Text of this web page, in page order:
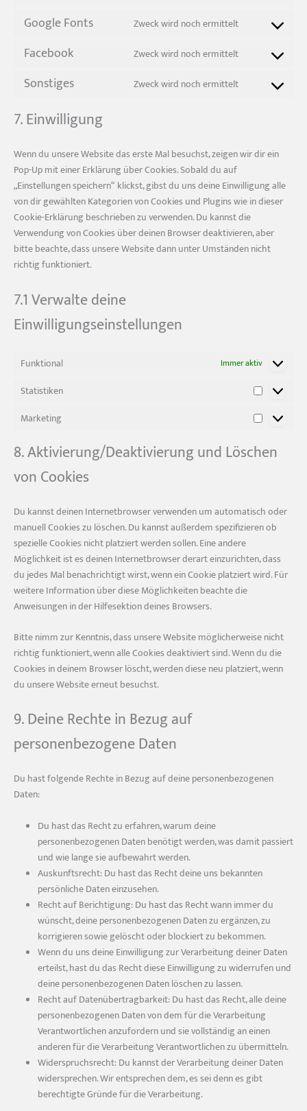
service
Google Fonts Zweck wird noch ermittelt
Consent
service
Facebook Zweck wird noch ermittelt
Consent
service
Sonstiges Zweck wird noch ermittelt
Consent
7. Einwilligung
Wenn du unsere Website das erste Mal besuchst, zeigen wir dir ein
Pop-Up mit einer Erklärung über Cookies. Sobald du auf
„Einstellungen speichern“ klickst, gibst du uns deine Einwilligung alle
von dir gewählten Kategorien von Cookies und Plugins wie in dieser
Cookie-Erklärung beschrieben zu verwenden. Du kannst die
Verwendung von Cookies über deinen Browser deaktivieren, aber
bitte beachte, dass unsere Website dann unter Umständen nicht
richtig funktioniert.
7.1 Verwalte deine
Einwilligungseinstellungen
Funktional Immer aktiv
Statistiken
Statistiken
Marketing
Marketing
8. Aktivierung/Deaktivierung und Löschen
von Cookies
Du kannst deinen Internetbrowser verwenden um automatisch oder
manuell Cookies zu löschen. Du kannst außerdem spezifizieren ob
spezielle Cookies nicht platziert werden sollen. Eine andere
Möglichkeit ist es deinen Internetbrowser derart einzurichten, dass
du jedes Mal benachrichtigt wirst, wenn ein Cookie platziert wird. Für
weitere Information über diese Möglichkeiten beachte die
Anweisungen in der Hilfesektion deines Browsers.
Bitte nimm zur Kenntnis, dass unsere Website möglicherweise nicht
richtig funktioniert, wenn alle Cookies deaktiviert sind. Wenn du die
Cookies in deinem Browser löscht, werden diese neu platziert, wenn
du unsere Website erneut besuchst.
9. Deine Rechte in Bezug auf
personenbezogene Daten
Du hast folgende Rechte in Bezug auf deine personenbezogenen
Daten:
Du hast das Recht zu erfahren, warum deine
personenbezogenen Daten benötigt werden, was damit passiert
und wie lange sie aufbewahrt werden.
Auskunftsrecht: Du hast das Recht deine uns bekannten
persönliche Daten einzusehen.
Recht auf Berichtigung: Du hast das Recht wann immer du
wünscht, deine personenbezogenen Daten zu ergänzen, zu
korrigieren sowie gelöscht oder blockiert zu bekommen.
Wenn du uns deine Einwilligung zur Verarbeitung deiner Daten
erteilst, hast du das Recht diese Einwilligung zu widerrufen und
deine personenbezogenen Daten löschen zu lassen.
Recht auf Datenübertragbarkeit: Du hast das Recht, alle deine
personenbezogenen Daten von dem für die Verarbeitung
Verantwortlichen anzufordern und sie vollständig an einen
anderen für die Verarbeitung Verantwortlichen zu übermitteln.
Widerspruchsrecht: Du kannst der Verarbeitung deiner Daten
widersprechen. Wir entsprechen dem, es sei denn es gibt
berechtigte Gründe für die Verarbeitung.